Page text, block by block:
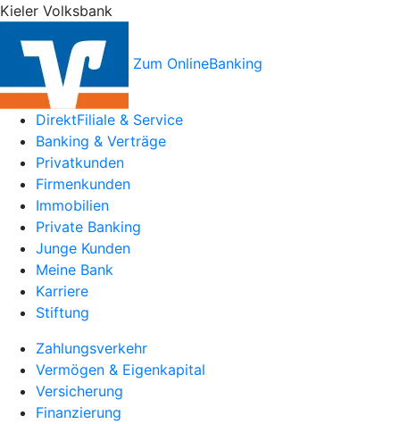
Kieler Volksbank
Zum OnlineBanking
DirektFiliale & Service
Banking & Verträge
Privatkunden
Firmenkunden
Immobilien
Private Banking
Junge Kunden
Meine Bank
Karriere
Stiftung
Zahlungsverkehr
Vermögen & Eigenkapital
Versicherung
Finanzierung